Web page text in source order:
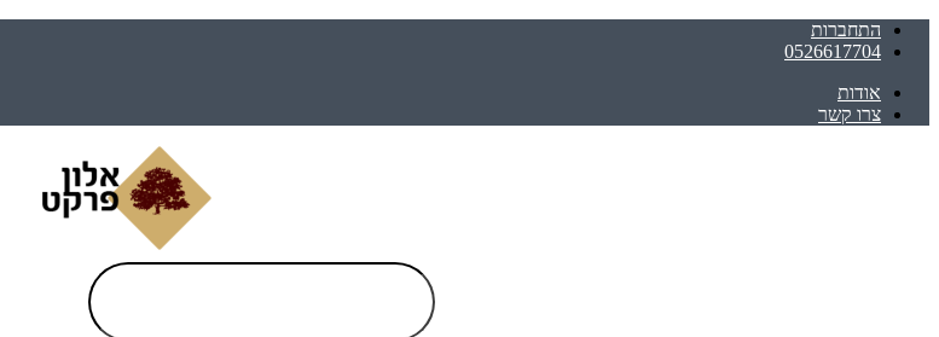
התחברות
0526617704
אודות
צרו קשר